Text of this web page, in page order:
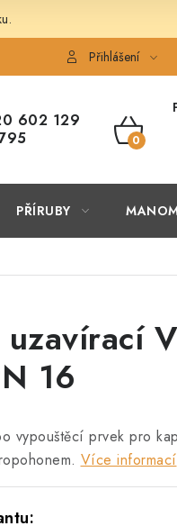
OBCHODNÍ PODMÍNKY
Přihlášení
602 129
PŘÍRUBY
16
vypouštěcí prvek pro
Více informací